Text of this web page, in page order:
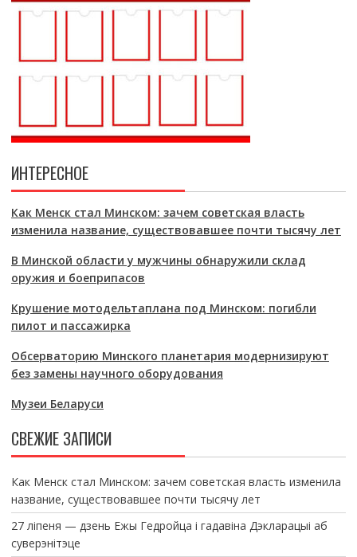
ИНТЕРЕСНОЕ
Как Менск стал Минском: зачем советская власть
изменила название, существовавшее почти тысячу лет
В Минской области у мужчины обнаружили склад
оружия и боеприпасов
Крушение мотодельтаплана под Минском: погибли
пилот и пассажирка
Обсерваторию Минского планетария модернизируют
без замены научного оборудования
Музеи Беларуси
СВЕЖИЕ ЗАПИСИ
Как Менск стал Минском: зачем советская власть изменила
название, существовавшее почти тысячу лет
27 ліпеня — дзень Ежы Гедройца і гадавіна Дэкларацыі аб
суверэнітэце